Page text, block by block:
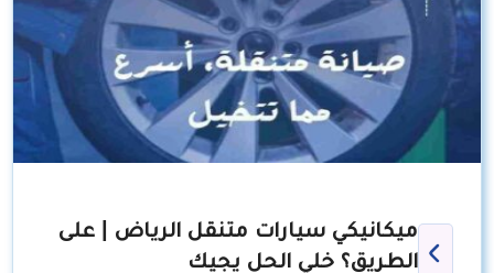
ميكانيكي سيارات متنقل الرياض | على
الطريق؟ خلي الحل يجيك